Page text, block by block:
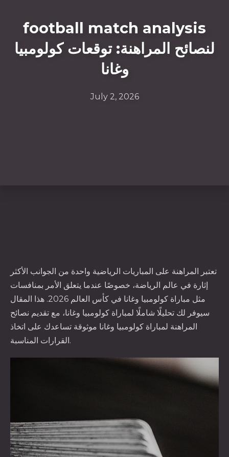
football match analysis
لنصائح المراهنة: توقعات كولومبيا
وغانا
July 2, 2026
تعتبر المراهنة على المباريات الرياضية واحدة من الجوانب الأكثر
إثارة في عالم الرياضة، خصوصًا عندما يتعلق الأمر بمنافسات
مثل مباراة كولومبيا وغانا في كأس العالم 2026. هذا المقال
سيوفر لك تحليلًا شاملًا لمباراة كولومبيا وغانا، مع تقديم نصائح
المراهنة لمباراة كولومبيا وغانا موثوقة تساعدك على اتخاذ
القرارات المناسبة.